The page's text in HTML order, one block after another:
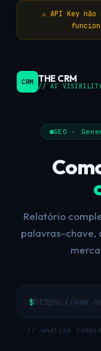
⚠ API Key
CRM THE CRM
// AI
GEO ·
Relatório
palavras-chave,
$
// análise